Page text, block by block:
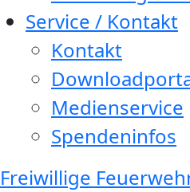
Service / Kontakt
Kontakt
Medienservice
Spendeninfos
Freiwillige